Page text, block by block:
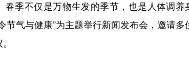
季不仅是万物生发的季节，也是人体调养
节气与健康”为主题举行新闻发布会，邀请